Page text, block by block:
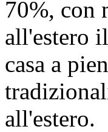
70%, con
all'estero
casa a
all'estero.